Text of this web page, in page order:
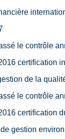
le contrôle
certification
de la
le contrôle
certification
gestion